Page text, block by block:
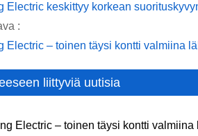
Electric keskittyy korkean
:
Electric – toinen täysi kontti valmiina
liittyviä uutisia
Electric – toinen täysi kontti valmiina